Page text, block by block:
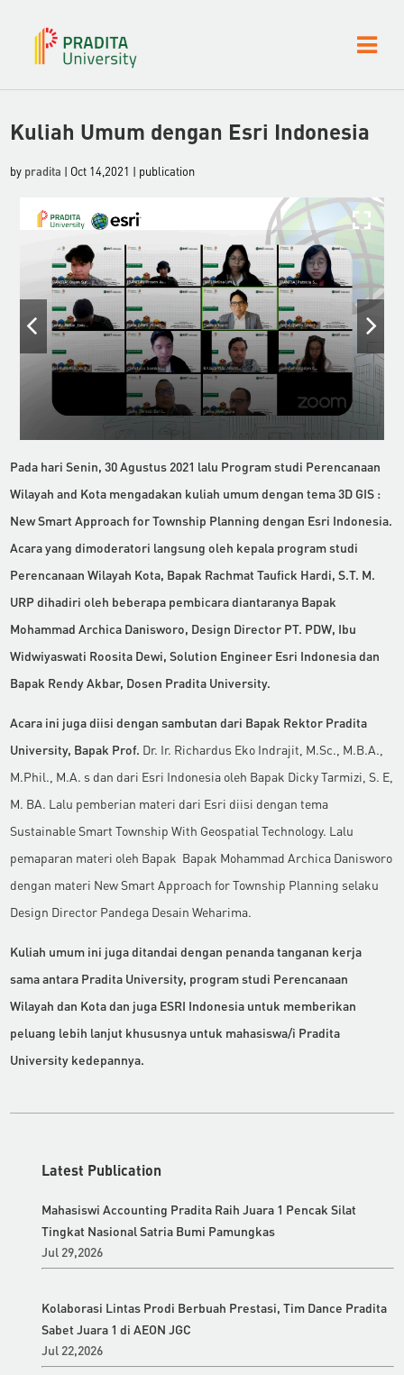
Kuliah Umum dengan Esri Indonesia
by pradita | Oct 14,2021 | publication
Pada hari Senin, 30 Agustus 2021 lalu Program studi Perencanaan
Wilayah and Kota mengadakan kuliah umum dengan tema 3D GIS :
New Smart Approach for Township Planning dengan Esri Indonesia.
Acara yang dimoderatori langsung oleh kepala program studi
Perencanaan Wilayah Kota, Bapak Rachmat Taufick Hardi, S.T. M.
URP dihadiri oleh beberapa pembicara diantaranya Bapak
Mohammad Archica Danisworo, Design Director PT. PDW, Ibu
Widwiyaswati Roosita Dewi, Solution Engineer Esri Indonesia dan
Bapak Rendy Akbar, Dosen Pradita University.
Acara ini juga diisi dengan sambutan dari Bapak Rektor Pradita
University, Bapak Prof. Dr. Ir. Richardus Eko Indrajit, M.Sc., M.B.A.,
M.Phil., M.A. s dan dari Esri Indonesia oleh Bapak Dicky Tarmizi, S. E,
M. BA. Lalu pemberian materi dari Esri diisi dengan tema
Sustainable Smart Township With Geospatial Technology. Lalu
pemaparan materi oleh Bapak Bapak Mohammad Archica Danisworo
dengan materi New Smart Approach for Township Planning selaku
Design Director Pandega Desain Weharima.
Kuliah umum ini juga ditandai dengan penanda tanganan kerja
sama antara Pradita University, program studi Perencanaan
Wilayah dan Kota dan juga ESRI Indonesia untuk memberikan
peluang lebih lanjut khususnya untuk mahasiswa/i Pradita
University kedepannya.
Latest Publication
Mahasiswi Accounting Pradita Raih Juara 1 Pencak Silat
Tingkat Nasional Satria Bumi Pamungkas
Jul 29,2026
Kolaborasi Lintas Prodi Berbuah Prestasi, Tim Dance Pradita
Sabet Juara 1 di AEON JGC
Jul 22,2026